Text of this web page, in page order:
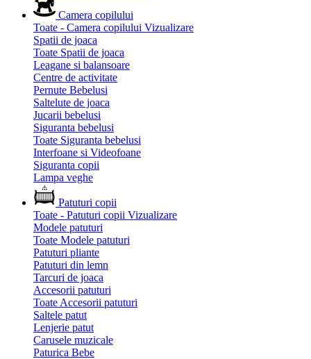
Camera copilului
Toate - Camera copilului Vizualizare
Spatii de joaca
Toate Spatii de joaca
Leagane si balansoare
Centre de activitate
Pernute Bebelusi
Saltelute de joaca
Jucarii bebelusi
Siguranta bebelusi
Toate Siguranta bebelusi
Interfoane si Videofoane
Siguranta copii
Lampa veghe
Patuturi copii
Toate - Patuturi copii Vizualizare
Modele patuturi
Toate Modele patuturi
Patuturi pliante
Patuturi din lemn
Tarcuri de joaca
Accesorii patuturi
Toate Accesorii patuturi
Saltele patut
Lenjerie patut
Carusele muzicale
Paturica Bebe